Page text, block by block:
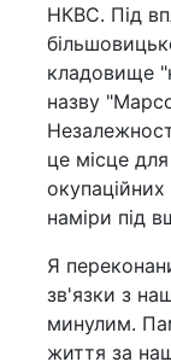
НКВС. Під
кладовище
назву
це місце
наміри під
Я
зв'язки з
минулим.
життя за